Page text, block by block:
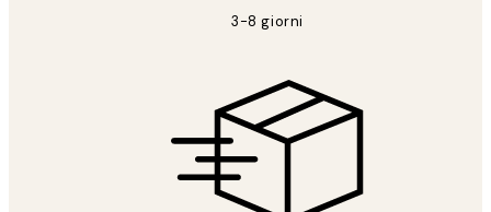
3-8 giorni